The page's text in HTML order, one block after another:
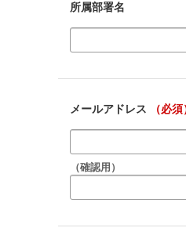
所属部署名
メールアドレス （必須
（確認用）